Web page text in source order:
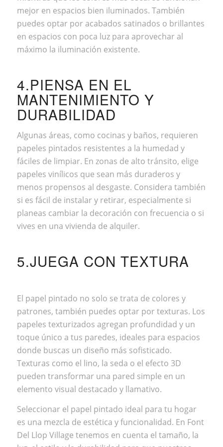
mejor en espacios bien iluminados. También
puedes optar por acabados satinados o brillantes
en espacios con poca luz para aprovechar al
máximo la iluminación existente.
4.PIENSA EN EL
MANTENIMIENTO Y
DURABILIDAD
Algunas áreas, como cocinas y baños, requieren
papeles pintados resistentes a la humedad y
fáciles de limpiar. En zonas de alto tránsito, elige
papeles vinílicos que sean más duraderos y
menos propensos al desgaste. Considera también
si es fácil de instalar y retirar, especialmente si
planeas cambiar la decoración con frecuencia o si
vives en una vivienda de alquiler.
5.JUEGA CON TEXTURA
El papel pintado no solo se trata de colores y
patrones, también puedes optar por texturas. Los
papeles texturizados agregan profundidad y un
toque único a tus paredes, ideales para espacios
donde buscas un diseño más sofisticado.
Texturas como el lino, la seda o el efecto 3D
pueden transformar una pared simple en un
elemento visual destacado y llamativo.
Seleccionar el papel pintado ideal para tu hogar
es una mezcla de estética y funcionalidad. En Font
Del Llop Village tenemos en cuenta el tamaño, la